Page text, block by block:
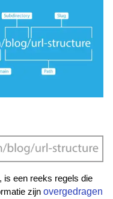
is een reeks regels die
zijn overgedragen